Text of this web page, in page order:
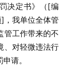
决定书》（[编
，我单位全体管
管工作带来的不
、对轻微违法行
请。